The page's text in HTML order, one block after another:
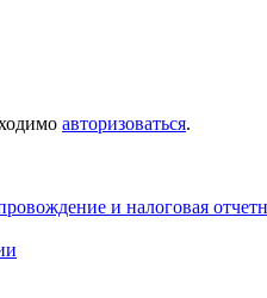
авторизоваться.
и налоговая